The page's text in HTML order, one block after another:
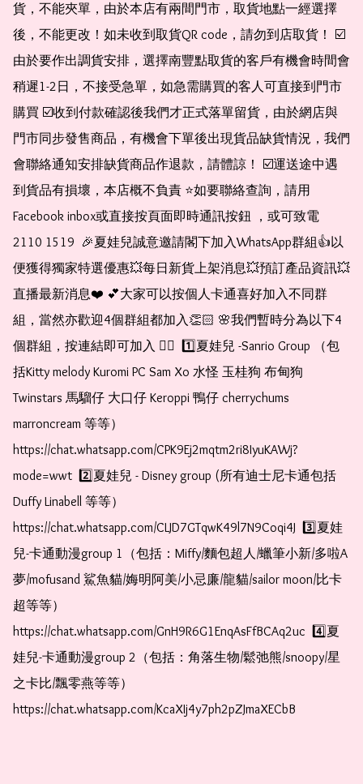
貨，不能夾單，由於本店有兩間門市，取貨地點一經選擇
後，不能更改！如未收到取貨QR code，請勿到店取貨！ ☑️
由於要作出調貨安排，選擇南豐點取貨的客戶有機會時間會
稍遲1-2日，不接受急單，如急需購買的客人可直接到門市
購買 ☑️收到付款確認後我們才正式落單留貨，由於網店與
門市同步發售商品，有機會下單後出現貨品缺貨情況，我們
會聯絡通知安排缺貨商品作退款，請體諒！ ☑️運送途中遇
到貨品有損壞，本店概不負責 ⭐️如要聯絡查詢，請用
Facebook inbox或直接按頁面即時通訊按鈕 ，或可致電
2110 1519  🎉夏娃兒誠意邀請閣下加入WhatsApp群組👍以
便獲得獨家特選優惠💥每日新貨上架消息💥預訂產品資訊💥
直播最新消息❤️ 💕大家可以按個人卡通喜好加入不同群
組，當然亦歡迎4個群組都加入👏🏻 🌸我們暫時分為以下4
個群組，按連結即可加入 👇🏻  1️⃣夏娃兒 -Sanrio Group （包
括Kitty melody Kuromi PC Sam Xo 水怪 玉桂狗 布甸狗
Twinstars 馬騮仔 大口仔 Keroppi 鴨仔 cherrychums
marroncream 等等）
https://chat.whatsapp.com/CPK9Ej2mqtm2ri8IyuKAWj?
mode=wwt  2️⃣夏娃兒 - Disney group (所有迪士尼卡通包括
Duffy Linabell 等等）
https://chat.whatsapp.com/CLJD7GTqwK49l7N9Coqi4J  3️⃣夏娃
兒-卡通動漫group 1（包括：Miffy/麵包超人/蠟筆小新/多啦A
夢/mofusand 鯊魚貓/娒明阿美/小忌廉/龍貓/sailor moon/比卡
超等等）
https://chat.whatsapp.com/GnH9R6G1EnqAsFfBCAq2uc  4️⃣夏
娃兒-卡通動漫group 2（包括：角落生物/鬆弛熊/snoopy/星
之卡比/飄零燕等等）
https://chat.whatsapp.com/KcaXIj4y7ph2pZJmaXECbB